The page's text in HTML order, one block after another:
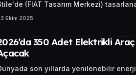
(FIAT Tasarım Merkezi)
Ekim 2025
350 Adet Elektrikli
son yıllarda yenilenebilir